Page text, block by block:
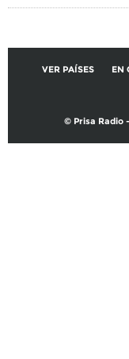
VER PAÍSES EN
© Prisa Radio